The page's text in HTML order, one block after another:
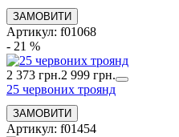
Артикул: f01068
- 21 %
2 373 грн.2 999 грн.
25 червоних троянд
Артикул: f01454